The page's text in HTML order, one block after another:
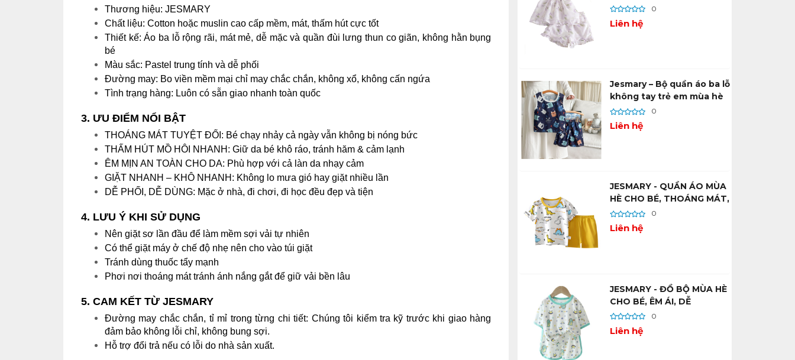
Thương hiệu: JESMARY
Chất liệu: Cotton hoặc muslin cao cấp mềm, mát, thấm hút cực tốt
Thiết kế:Áo ba lỗ rộng rãi, mát mẻ, dễ mặc và quần đùi lưng thun co giãn, không hằn bụng
bé
Màu sắc: Pastel trung tính và dễ phối
Đường may: Bo viền mềm mại chỉ may chắc chắn, không xổ, không cấn ngứa
Tình trạng hàng: Luôn có sẵn giao nhanh toàn quốc
3. ƯU ĐIỂM NỔI BẬT
THOÁNG MÁT TUYỆT ĐỐI: Bé chạy nhảy cả ngày vẫn không bị nóng bức
THẤM HÚT MỒ HÔI NHANH: Giữ da bé khô ráo, tránh hăm & cảm lạnh
ÊM MỊN AN TOÀN CHO DA: Phù hợp với cả làn da nhạy cảm
GIẶT NHANH – KHÔ NHANH: Không lo mưa gió hay giặt nhiều lần
DỄ PHỐI, DỄ DÙNG: Mặc ở nhà, đi chơi, đi học đều đẹp và tiện
4. LƯU Ý KHI SỬ DỤNG
Nên giặt sơ lần đầu để làm mềm sợi vải tự nhiên
Có thể giặt máy ở chế độ nhẹ nên cho vào túi giặt
Tránh dùng thuốc tẩy mạnh
Phơi nơi thoáng mát tránh ánh nắng gắt để giữ vải bền lâu
5. CAM KẾT TỪ JESMARY
Đường may chắc chắn, tỉ mỉ trong từng chi tiết: Chúng tôi kiểm tra kỹ trước khi giao hàng
đảm bảo không lỗi chỉ, không bung sợi.
Hỗ trợ đổi trả nếu có lỗi do nhà sản xuất.
TOÀN, ĐÁNG YÊU
0
Liên hệ
Jesmary – Bộ quần áo ba lỗ
không tay trẻ em mùa hè
0
Liên hệ
JESMARY - QUẦN ÁO MÙA
HÈ CHO BÉ, THOÁNG MÁT,
AN TOÀN, CÁ TÍNH RIÊNG
0
Liên hệ
JESMARY - ĐỒ BỘ MÙA HÈ
CHO BÉ, ÊM ÁI, DỄ
THƯƠNG HẾT NẤC!
0
Liên hệ